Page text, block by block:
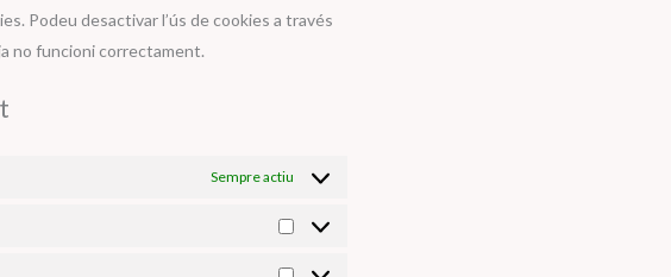
Podeu desactivar l’ús de cookies a través
no funcioni correctament.
Sempre actiu
Estadístiques